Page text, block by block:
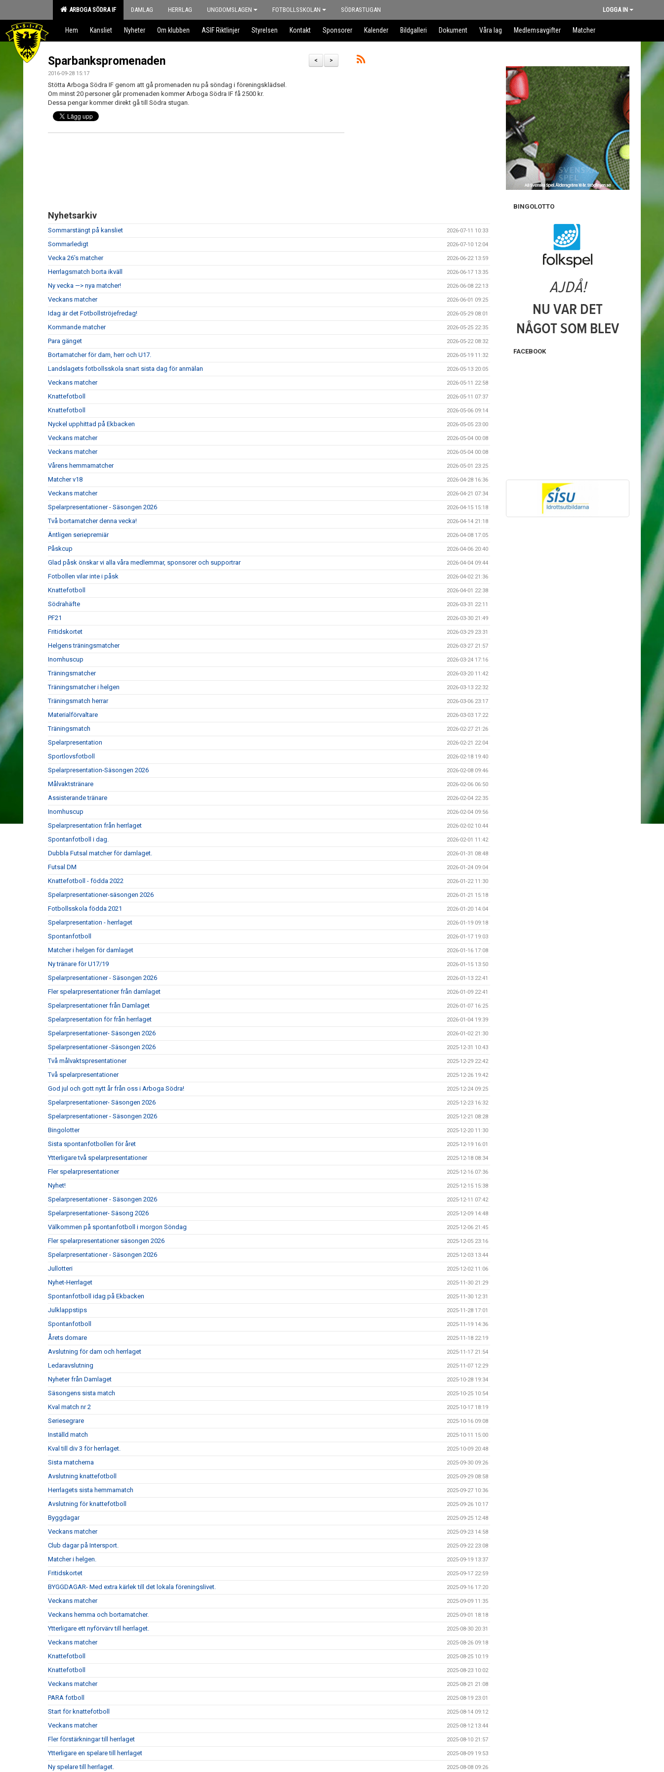
ARBOGA SÖDRA IF DAMLAG HERRLAG UNGDOMSLAGEN FOTBOLLSSKOLAN SÖDRASTUGAN LOGGA IN
Hem Kansliet Nyheter Om klubben ASIF Riktlinjer Styrelsen Kontakt Sponsorer Kalender Bildgalleri Dokument Våra lag Medlemsavgifter Matcher
>
<
Sparbankspromenaden
2016-09-28 15:17
Stötta Arboga Södra IF genom att gå promenaden nu på söndag i föreningsklädsel.
Om minst 20 personer går promenaden kommer Arboga Södra IF få 2500 kr.
Dessa pengar kommer direkt gå till Södra stugan.
Nyhetsarkiv
Sommarstängt på kansliet 2026-07-11 10:33
Sommarledigt 2026-07-10 12:04
Vecka 26’s matcher 2026-06-22 13:59
Herrlagsmatch borta ikväll 2026-06-17 13:35
Ny vecka —> nya matcher! 2026-06-08 22:13
Veckans matcher 2026-06-01 09:25
Idag är det Fotbollströjefredag! 2026-05-29 08:01
Kommande matcher 2026-05-25 22:35
Para gänget 2026-05-22 08:32
Bortamatcher för dam, herr och U17. 2026-05-19 11:32
Landslagets fotbollsskola snart sista dag för anmälan 2026-05-13 20:05
Veckans matcher 2026-05-11 22:58
Knattefotboll 2026-05-11 07:37
Knattefotboll 2026-05-06 09:14
Nyckel upphittad på Ekbacken 2026-05-05 23:00
Veckans matcher 2026-05-04 00:08
Veckans matcher 2026-05-04 00:08
Vårens hemmamatcher 2026-05-01 23:25
Matcher v18 2026-04-28 16:36
Veckans matcher 2026-04-21 07:34
Spelarpresentationer - Säsongen 2026 2026-04-15 15:18
Två bortamatcher denna vecka! 2026-04-14 21:18
Äntligen seriepremiär 2026-04-08 17:05
Påskcup 2026-04-06 20:40
Glad påsk önskar vi alla våra medlemmar, sponsorer och supportrar 2026-04-04 09:44
Fotbollen vilar inte i påsk 2026-04-02 21:36
Knattefotboll 2026-04-01 22:38
Södrahäfte 2026-03-31 22:11
PF21 2026-03-30 21:49
Fritidskortet 2026-03-29 23:31
Helgens träningsmatcher 2026-03-27 21:57
Inomhuscup 2026-03-24 17:16
Träningsmatcher 2026-03-20 11:42
Träningsmatcher i helgen 2026-03-13 22:32
Träningsmatch herrar 2026-03-06 23:17
Materialförvaltare 2026-03-03 17:22
Träningsmatch 2026-02-27 21:26
Spelarpresentation 2026-02-21 22:04
Sportlovsfotboll 2026-02-18 19:40
Spelarpresentation-Säsongen 2026 2026-02-08 09:46
Målvaktstränare 2026-02-06 06:50
Assisterande tränare 2026-02-04 22:35
Inomhuscup 2026-02-04 09:56
Spelarpresentation från herrlaget 2026-02-02 10:44
Spontanfotboll i dag. 2026-02-01 11:42
Dubbla Futsal matcher för damlaget. 2026-01-31 08:48
Futsal DM 2026-01-24 09:04
Knattefotboll - födda 2022 2026-01-22 11:30
Spelarpresentationer-säsongen 2026 2026-01-21 15:18
Fotbollsskola födda 2021 2026-01-20 14:04
Spelarpresentation - herrlaget 2026-01-19 09:18
Spontanfotboll 2026-01-17 19:03
Matcher i helgen för damlaget 2026-01-16 17:08
Ny tränare för U17/19 2026-01-15 13:50
Spelarpresentationer - Säsongen 2026 2026-01-13 22:41
Fler spelarpresentationer från damlaget 2026-01-09 22:41
Spelarpresentationer från Damlaget 2026-01-07 16:25
Spelarpresentation för från herrlaget 2026-01-04 19:39
Spelarpresentationer- Säsongen 2026 2026-01-02 21:30
Spelarpresentationer -Säsongen 2026 2025-12-31 10:43
Två målvaktspresentationer 2025-12-29 22:42
Två spelarpresentationer 2025-12-26 19:42
God jul och gott nytt år från oss i Arboga Södra! 2025-12-24 09:25
Spelarpresentationer- Säsongen 2026 2025-12-23 16:32
Spelarpresentationer - Säsongen 2026 2025-12-21 08:28
Bingolotter 2025-12-20 11:30
Sista spontanfotbollen för året 2025-12-19 16:01
Ytterligare två spelarpresentationer 2025-12-18 08:34
Fler spelarpresentationer 2025-12-16 07:36
Nyhet! 2025-12-15 15:38
Spelarpresentationer - Säsongen 2026 2025-12-11 07:42
Spelarpresentationer- Säsong 2026 2025-12-09 14:48
Välkommen på spontanfotboll i morgon Söndag 2025-12-06 21:45
Fler spelarpresentationer säsongen 2026 2025-12-05 23:16
Spelarpresentationer - Säsongen 2026 2025-12-03 13:44
Jullotteri 2025-12-02 11:06
Nyhet-Herrlaget 2025-11-30 21:29
Spontanfotboll idag på Ekbacken 2025-11-30 12:31
Julklappstips 2025-11-28 17:01
Spontanfotboll 2025-11-19 14:36
Årets domare 2025-11-18 22:19
Avslutning för dam och herrlaget 2025-11-17 21:54
Ledaravslutning 2025-11-07 12:29
Nyheter från Damlaget 2025-10-28 19:34
Säsongens sista match 2025-10-25 10:54
Kval match nr 2 2025-10-17 18:19
Seriesegrare 2025-10-16 09:08
Inställd match 2025-10-11 15:00
Kval till div 3 för herrlaget. 2025-10-09 20:48
Sista matcherna 2025-09-30 09:26
Avslutning knattefotboll 2025-09-29 08:58
Herrlagets sista hemmamatch 2025-09-27 10:36
Avslutning för knattefotboll 2025-09-26 10:17
Byggdagar 2025-09-25 12:48
Veckans matcher 2025-09-23 14:58
Club dagar på Intersport. 2025-09-22 23:08
Matcher i helgen. 2025-09-19 13:37
Fritidskortet 2025-09-17 22:59
BYGGDAGAR- Med extra kärlek till det lokala föreningslivet. 2025-09-16 17:20
Veckans matcher 2025-09-09 11:35
Veckans hemma och bortamatcher. 2025-09-01 18:18
Ytterligare ett nyförvärv till herrlaget. 2025-08-30 20:31
Veckans matcher 2025-08-26 09:18
Knattefotboll 2025-08-25 10:19
Knattefotboll 2025-08-23 10:02
Veckans matcher 2025-08-21 21:08
PARA fotboll 2025-08-19 23:01
Start för knattefotboll 2025-08-14 09:12
Veckans matcher 2025-08-12 13:44
Fler förstärkningar till herrlaget 2025-08-10 21:57
Ytterligare en spelare till herrlaget 2025-08-09 19:53
Ny spelare till herrlaget. 2025-08-08 09:26
BINGOLOTTO
FACEBOOK